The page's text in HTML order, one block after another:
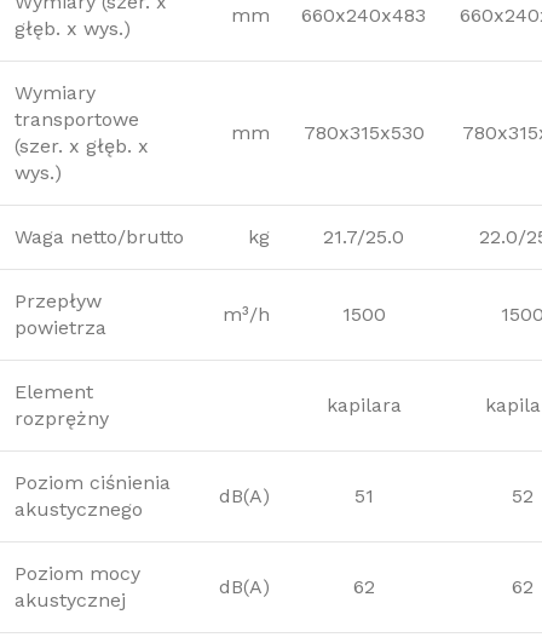
głęb. x wys.)
mm 660x240x483
Wymiary
transportowe
(szer. x głęb. x
wys.)
mm 780x315x530
Waga netto/brutto kg 21.7/25.0 22.0/
Przepływ
powietrza
m³/h 1500
Element
rozprężny
kapilara
Poziom ciśnienia
akustycznego
dB(A) 51 52
Poziom mocy
akustycznej
dB(A) 62 62